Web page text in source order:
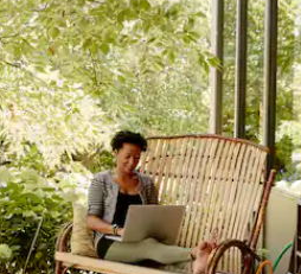
las teclas de las flechas hacia